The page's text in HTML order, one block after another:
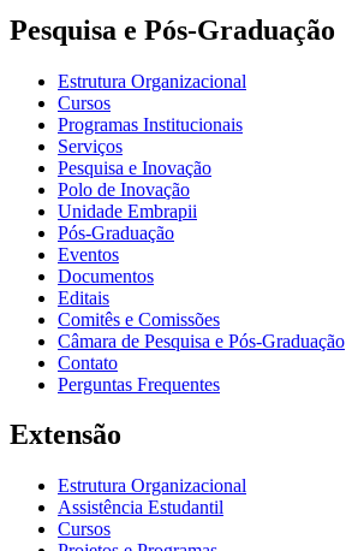
Pesquisa e Pós-Graduação
Estrutura Organizacional
Cursos
Programas Institucionais
Serviços
Pesquisa e Inovação
Polo de Inovação
Unidade Embrapii
Pós-Graduação
Eventos
Documentos
Editais
Comitês e Comissões
Câmara de Pesquisa e Pós-Graduação
Contato
Perguntas Frequentes
Extensão
Estrutura Organizacional
Assistência Estudantil
Cursos